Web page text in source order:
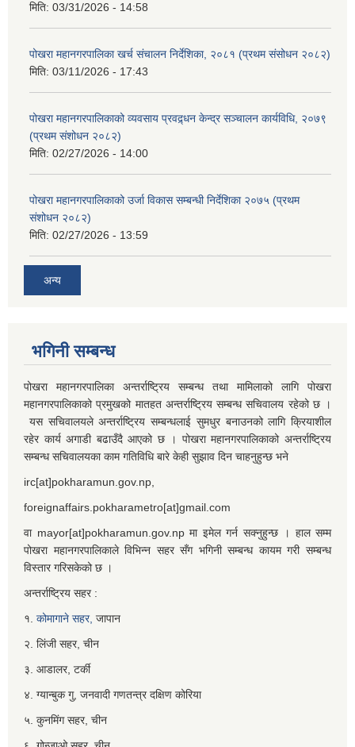
मिति: 03/31/2026 - 14:58
पोखरा महानगरपालिका खर्च संचालन निर्देशिका, २०८१ (प्रथम संसोधन २०८२)
मिति: 03/11/2026 - 17:43
पोखरा महानगरपालिकाको व्यवसाय प्रवद्र्धन केन्द्र सञ्चालन कार्यविधि, २०७९
(प्रथम संशोधन २०८२)
मिति: 02/27/2026 - 14:00
पोखरा महानगरपालिकाको उर्जा विकास सम्बन्धी निर्देशिका २०७५ (प्रथम
संशोधन २०८२)
मिति: 02/27/2026 - 13:59
अन्य
भगिनी सम्बन्ध
पोखरा महानगरपालिका अन्तर्राष्ट्रिय सम्बन्ध तथा मामिलाको लागि पोखरा
महानगरपालिकाको प्रमुखको मातहत अन्तर्राष्ट्रिय सम्बन्ध सचिवालय रहेको छ ।
यस सचिवालयले अन्तर्राष्ट्रिय सम्बन्धलाई सुमधुर बनाउनको लागि क्रियाशील
रहेर कार्य अगाडी बढाउँदै आएको छ । पोखरा महानगरपालिकाको अन्तर्राष्ट्रिय
सम्बन्ध सचिवालयका काम गतिविधि बारे केही सुझाव दिन चाहनुहुन्छ भने
irc[at]pokharamun.gov.np,
foreignaffairs.pokharametro[at]gmail.com
वा mayor[at]pokharamun.gov.np मा इमेल गर्न सक्नुहुन्छ । हाल सम्म
पोखरा महानगरपालिकाले विभिन्न सहर सँग भगिनी सम्बन्ध कायम गरी सम्बन्ध
विस्तार गरिसकेको छ ।
अन्तर्राष्ट्रिय सहर :
१. कोमागाने सहर, जापान
२. लिंजी सहर, चीन
३. आडालर, टर्की
४. ग्यान्बुक गु, जनवादी गणतन्त्र दक्षिण कोरिया
५. कुनमिंग सहर, चीन